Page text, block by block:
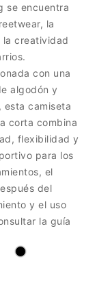
se encuentra
la
la creatividad
con una
algodón y
esta camiseta
corta combina
flexibilidad y
para los
el
del
y el uso
la guía